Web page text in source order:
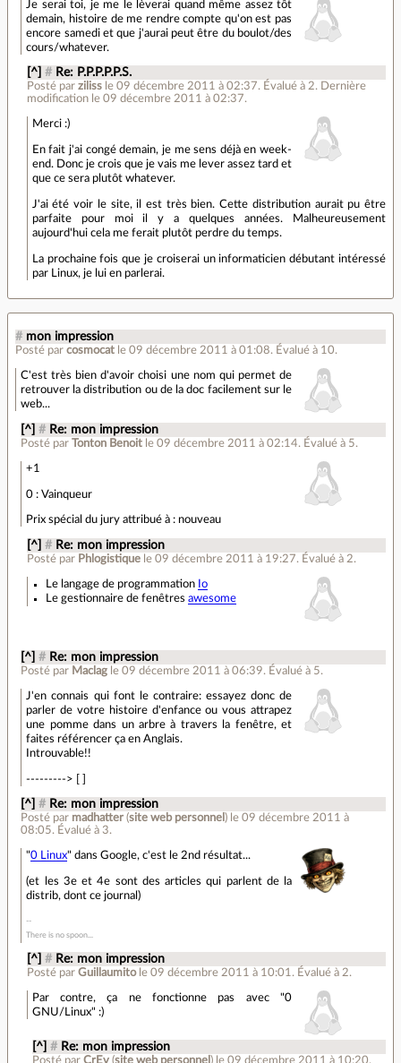
Je serai toi, je me le lèverai quand même assez tôt
demain, histoire de me rendre compte qu'on est pas
encore samedi et que j'aurai peut être du boulot/des
cours/whatever.
[^] # Re: P.P.P.P.P.S.
Posté par ziliss le 09 décembre 2011 à 02:37. Évalué à 2. Dernière
modification le 09 décembre 2011 à 02:37.
Merci :)
En fait j'ai congé demain, je me sens déjà en week-
end. Donc je crois que je vais me lever assez tard et
que ce sera plutôt whatever.
J'ai été voir le site, il est très bien. Cette distribution aurait pu être
parfaite pour moi il y a quelques années. Malheureusement
aujourd'hui cela me ferait plutôt perdre du temps.
La prochaine fois que je croiserai un informaticien débutant intéressé
par Linux, je lui en parlerai.
# mon impression
Posté par cosmocat le 09 décembre 2011 à 01:08. Évalué à 10.
C'est très bien d'avoir choisi une nom qui permet de
retrouver la distribution ou de la doc facilement sur le
web...
[^] # Re: mon impression
Posté parTonton Benoit le 09 décembre 2011 à 02:14. Évalué à 5.
+1
0 : Vainqueur
Prix spécial du jury attribué à : nouveau
[^] # Re: mon impression
Posté par Phlogistique le 09 décembre 2011 à 19:27. Évalué à 2.
Le langage de programmation Io
Le gestionnaire de fenêtres awesome
[^] # Re: mon impression
Posté par Maclag le 09 décembre 2011 à 06:39. Évalué à 5.
J'en connais qui font le contraire: essayez donc de
parler de votre histoire d'enfance ou vous attrapez
une pomme dans un arbre à travers la fenêtre, et
faites référencer ça en Anglais.
Introuvable!!
---------> [ ]
[^] # Re: mon impression
Posté par madhatter (site web personnel ) le 09 décembre 2011 à
08:05. Évalué à 3.
"0 Linux" dans Google, c'est le 2nd résultat...
(et les 3e et 4e sont des articles qui parlent de la
distrib, dont ce journal)
There is no spoon...
[^] # Re: mon impression
Posté par Guillaumito le 09 décembre 2011 à 10:01 . Évalué à 2.
Par contre, ça ne fonctionne pas avec "0
GNU/Linux" :)
[^] # Re: mon impression
Posté parCrEv (site web personnel ) le 09 décembre 2011 à 10:20.